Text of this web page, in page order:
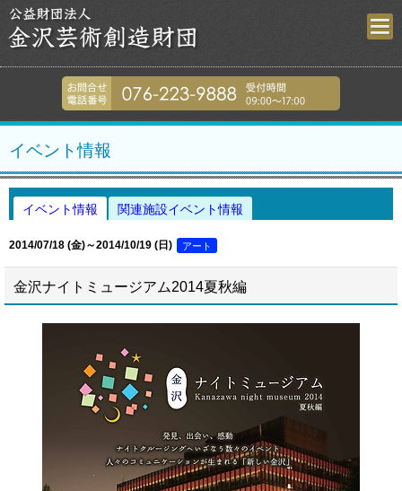
金沢芸術創造財
イベント情報
イベント情報 関連施設イベント情報
2014/07/18 (金)～2014/10/19 (日) アート
金沢ナイトミュージアム2014夏秋編